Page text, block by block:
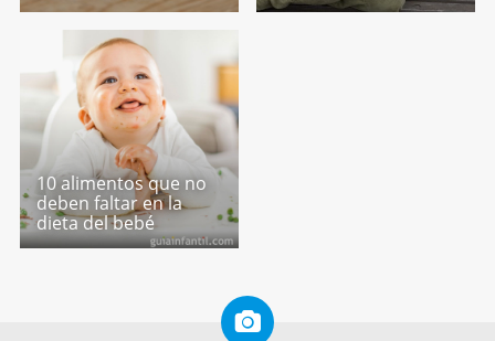
10 alimentos que no
deben faltar en la
dieta del bebé